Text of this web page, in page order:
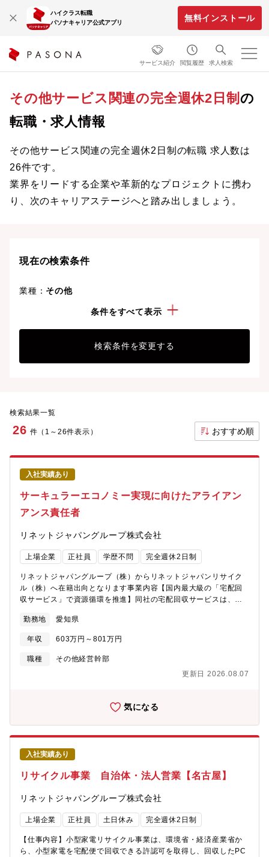
ハイクラス転職
パソナキャリア公式アプリ
無料インストール
サービス紹介 閲覧履歴 求人検索
その他サービス関連の完全週休2日制 の
転職・求人情報
その他サービス関連の完全週休2日制の転職 求人数は
26件です。
業界をリードする企業や革新的なプロジェクトに携わ
り、次のキャリアステージへと踏み出しましょう。
現在の検索条件
業種： その他
完全週休2日制
条件をすべて表示
検索条件を変更する
検索結果一覧
26 件（1～26件表示） おすすめ順
入社実績あり
サーキュラーエコノミー実現に向けたアライアン
アンス責任者
リネットジャパングループ株式会社
上場企業 正社員 学歴不問 完全週休2日制
リネットジャパングループ（株）からリネットジャパンリサイク
ル（株）へ在籍出向となります事業内容【国内最大級の「宅配回
収サービス」で資源循環を推進】同社の宅配回収サービスは、全
売業者やメーカーにも採用されています。パソコン・小型家電リ
サイクルの回収量は国内最大級、会員数は500万人以上にのぼりま
す。利便性の高い回収サービスの提供に加え、使用済製品の回収
を促進するマーケティングや、創業事業で培った リユースのノウ
ど、独自の強みを発揮しています。今後は、国の方針である 「サ
正」「高度再資源化法の施行」などの流れを追い風に、 当社の宅
配回収サービスを「サーキュラーエコノミーの回収プラットフォ
ーム」 としてさらに拡大 していきます。その実現に向け、現在当
社では、 企業とのアライアンス戦略をリードする責任者ポジショ
ン を募集しています。大手メーカー・小売業者・自治体など、製
品や資源を供給するパートナー企業と連携し、使用済製品の回収
スキーム構築やリサイクルモデルの共創を推進。事業全体の方向
性を描きながら、 サーキュラーエコノミー実現の中核を担う役割
です。＜アライアンス事例＞■家電量販点：
https://corp.renet.jp/wp/wp-
content/uploads/2017/11/20171110.pdf■ＰＣ・スマホメーカ
ー：
https://www.nikkei.com/article/
■リチウムイオン電池関係：https://corp.renet.jp/wp/wp-
勤務地 愛知県
年収 603万円～801万円
職種
その他経営幹部
更新日 2026.08.07
気になる
入社実績あり
リサイクル事業 自治体・法人営業【名古屋】
リネットジャパングループ株式会社
上場企業 正社員 土日休み 完全週休2日制
【仕事内容】小型家電リサイクル事業は、環境省・経済産業省か
ら、小型家電を宅配便で回収できる許認可を取得し、回収したPC